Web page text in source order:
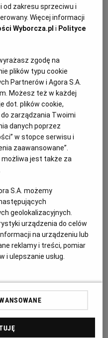
na kawałki
odcięciu łodyg i liści
lub koziego sera
zakresu sprzeciwu i
Więcej informacji
Wyborcza.pl i Polityce
zgodę na
plików typu cookie
Partnerów i Agora S.A.
Możesz też w każdej
dot. plików cookie,
zarządzania Twoimi
danych poprzez
w stopce serwisu i
zaawansowane”.
jest także za
S.A. możemy
geolokalizacyjnych.
urządzenia do celów
na urządzeniu lub
reklamy i treści, pomiar
i ulepszanie usług.